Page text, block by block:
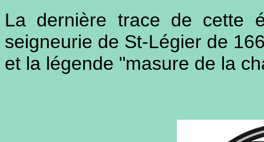
La dernière trace de cette
seigneurie de St-Légier de
et la légende "masure de la